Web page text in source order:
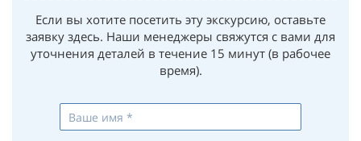
Если вы хотите посетить эту экскурсию, оставьте
заявку здесь. Наши менеджеры свяжутся с вами для
уточнения деталей в течение 15 минут (в рабочее
время).